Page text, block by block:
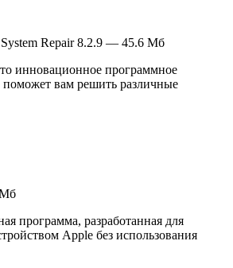
Repair 8.2.9 — 45.6 Мб
инновационное программное
поможет вам решить различные
программа, разработанная для
Apple без использования